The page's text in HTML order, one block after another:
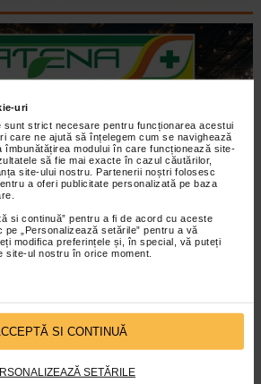
uri
sunt strict necesare pentru funcționarea acestui
care ne ajută să înțelegem cum se navighează
îmbunătățirea modului în care funcționează site-
să fie mai exacte în cazul căutărilor,
site-ului nostru. Partenerii noștri folosesc
a oferi publicitate personalizată pe baza
si continuă” pentru a fi de acord cu aceste
„Personalizează setările” pentru a vă
modifica preferințele și, în special, vă puteți
site-ul nostru în orice moment.
SI CONTINUĂ
SETĂRILE